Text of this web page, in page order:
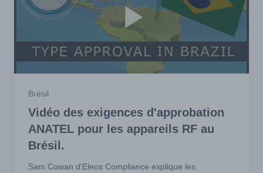
Brésil
Vidéo des exigences d'approbation
ANATEL pour les appareils RF au
Brésil.
Sam Cowan d'Eleos Compliance explique les